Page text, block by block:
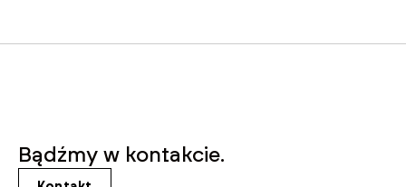
Bądźmy w kontakcie.